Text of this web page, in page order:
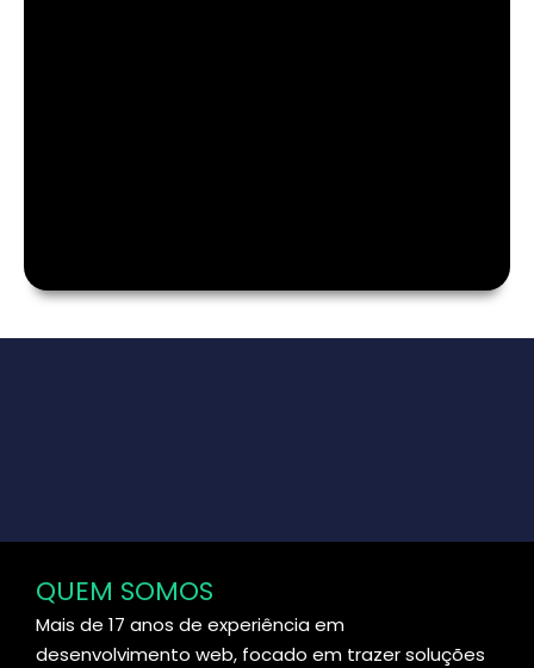
QUEM SOMOS
Mais de 17 anos de experiência em
desenvolvimento web, focado em trazer soluções